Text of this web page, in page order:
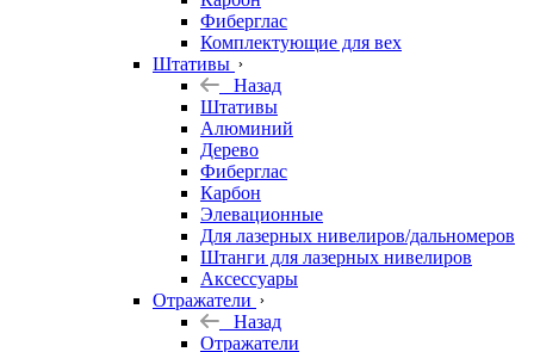
Фиберглас
Комплектующие для вех
Штативы
Назад
Штативы
Алюминий
Дерево
Фиберглас
Карбон
Элевационные
Для лазерных нивелиров/дальномеров
Штанги для лазерных нивелиров
Аксессуары
Отражатели
Назад
Отражатели